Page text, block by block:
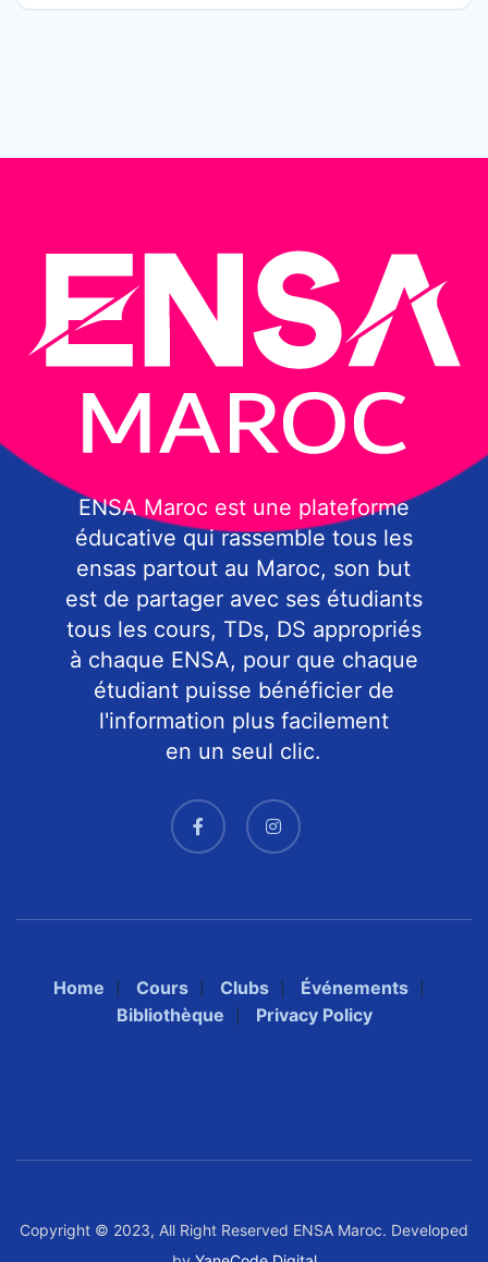
ENSA Maroc est une plateforme
éducative qui rassemble tous les
ensas partout au Maroc, son but
est de partager avec ses étudiants
tous les cours, TDs, DS appropriés
à chaque ENSA, pour que chaque
étudiant puisse bénéficier de
l'information plus facilement
en un seul clic.
Home Cours Clubs
Événements
Bibliothèque
Privacy Policy
Copyright © 2023, All Right Reserved ENSA Maroc. Developed